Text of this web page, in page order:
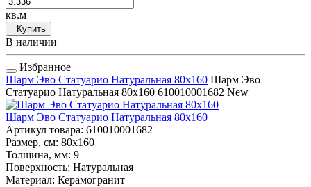
кв.м
Купить
В наличии
Избранное
Шарм Эво Статуарио Натуральная 80x160 Шарм Эво
Статуарио Натуральная 80x160 610010001682 New
Шарм Эво Статуарио Натуральная 80x160
Артикул товара: 610010001682
Размер, см: 80x160
Толщина, мм: 9
Поверхность: Натуральная
Материал: Керамогранит